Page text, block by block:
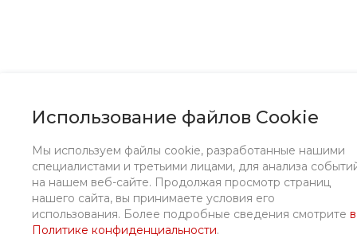
Использование файлов Cookie
Мы используем файлы cookie, разработанные нашими
специалистами и третьими лицами, для анализа
на нашем веб-сайте. Продолжая просмотр страниц
нашего сайта, вы принимаете условия его
использования. Более подробные сведения смотрите в
Политике конфиденциальности.